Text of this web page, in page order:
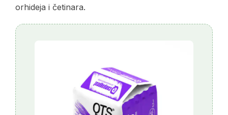
orhideja i četinara.